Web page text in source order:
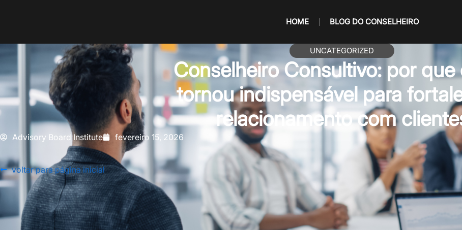
HOME BLOG DO CONSELHEIRO
UNCATEGORIZED
Conselheiro Consultivo: por que
tornou indispensável para
relacionamento com
Advisory Board Institute fevereiro 15, 2026
voltar para página inicial